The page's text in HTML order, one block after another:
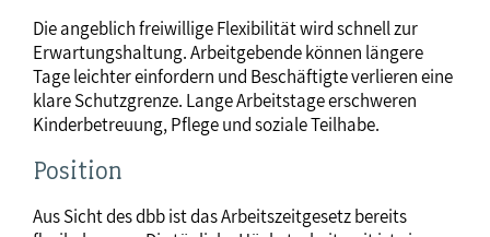
Die angeblich freiwillige Flexibilität wird schnell zur
Erwartungshaltung. Arbeitgebende können längere
Tage leichter einfordern und Beschäftigte verlieren eine
klare Schutzgrenze. Lange Arbeitstage erschweren
Kinderbetreuung, Pflege und soziale Teilhabe.
Position
Aus Sicht des dbb ist das Arbeitszeitgesetz bereits